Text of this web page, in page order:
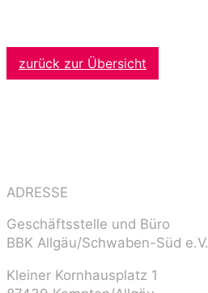
zurück zur Übersicht
ADRESSE
Geschäftsstelle und Büro
BBK Allgäu/Schwaben-Süd e.V.
Kleiner Kornhausplatz 1